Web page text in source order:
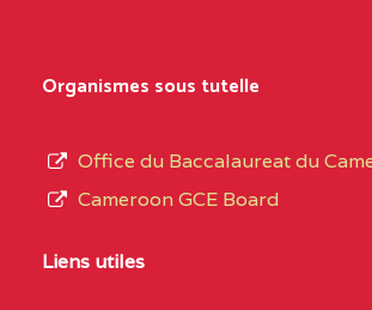
Organismes sous tutelle
Office du Baccalaureat du
Cameroon GCE Board
Liens utiles